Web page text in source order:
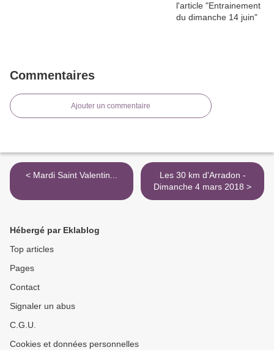
Commentaires
Ajouter un commentaire
< Mardi Saint Valentin...
Les 30 km d'Arradon -
Dimanche 4 mars 2018 >
Hébergé par Eklablog
Top articles
Pages
Contact
Signaler un abus
C.G.U.
Cookies et données personnelles